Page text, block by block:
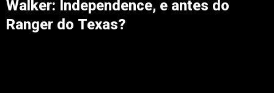
Walker: Independence, e antes do
Ranger do Texas?